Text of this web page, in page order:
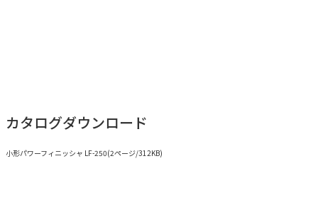
カタログダウンロード
小形パワーフィニッシャ LF-250(2ページ/312KB)